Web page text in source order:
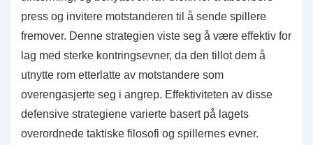
press og invitere motstanderen til å sende spillere
fremover. Denne strategien viste seg å være effektiv for
lag med sterke kontringsevner, da den tillot dem å
utnytte rom etterlatte av motstandere som
overengasjerte seg i angrep. Effektiviteten av disse
defensive strategiene varierte basert på lagets
overordnede taktiske filosofi og spillernes evner.